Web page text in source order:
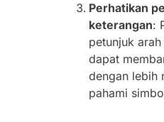
Perhatikan
keterangan:
petunjuk
dapat
dengan lebih
pahami